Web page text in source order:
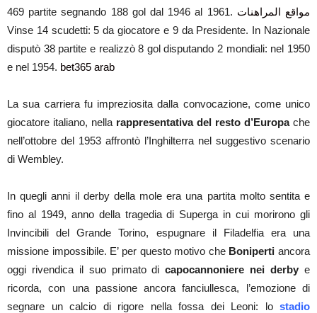
469 partite segnando 188 gol dal 1946 al 1961. مواقع المراهنات
Vinse 14 scudetti: 5 da giocatore e 9 da Presidente. In Nazionale
disputò 38 partite e realizzò 8 gol disputando 2 mondiali: nel 1950
e nel 1954. bet365 arab
La sua carriera fu impreziosita dalla convocazione, come unico
giocatore italiano, nella rappresentativa del resto d’Europache
nell’ottobre del 1953 affrontò l’Inghilterra nel suggestivo scenario
di Wembley.
In quegli anni il derby della mole era una partita molto sentita e
fino al 1949, anno della tragedia di Superga in cui morirono gli
Invincibili del Grande Torino, espugnare il Filadelfia era una
missione impossibile. E’ per questo motivo che Boniperti ancora
oggi rivendica il suo primato dicapocannoniere nei derby e
ricorda, con una passione ancora fanciullesca, l’emozione di
segnare un calcio di rigore nella fossa dei Leoni: lo stadio